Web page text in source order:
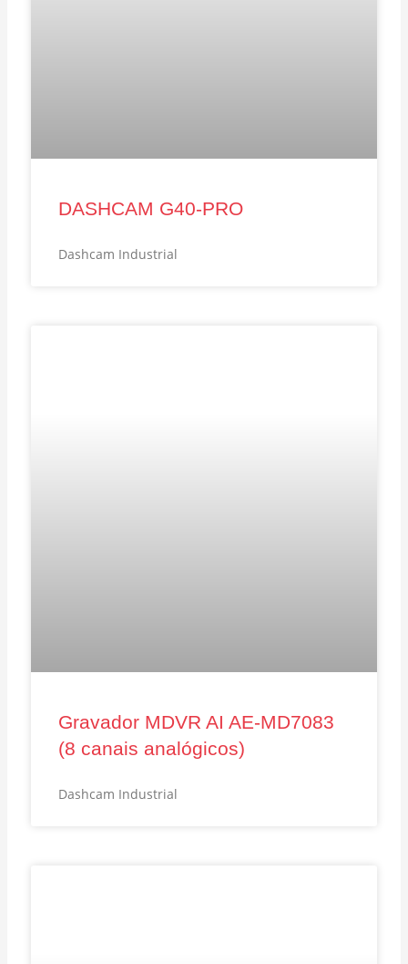
DASHCAM G40-PRO
Dashcam Industrial
Gravador MDVR AI AE‑MD7083
(8 canais analógicos)
Dashcam Industrial